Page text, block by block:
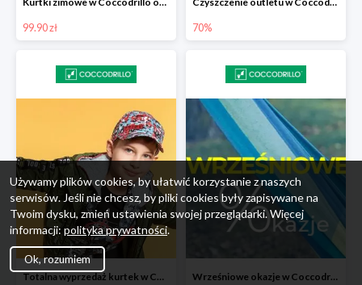
99.90 zł 70%
Totalna wyprzedaż kurtek w Coccodrillo - extra 15% Wrześniowe okazje w Coccodrillo do -50%
Używamy plików cookies, by ułatwić korzystanie z naszych
serwisów. Jeśli nie chcesz, by pliki cookies były zapisywane na
Twoim dysku, zmień ustawienia swojej przeglądarki. Więcej
informacji: polityka prywatności.
Ok, rozumiem